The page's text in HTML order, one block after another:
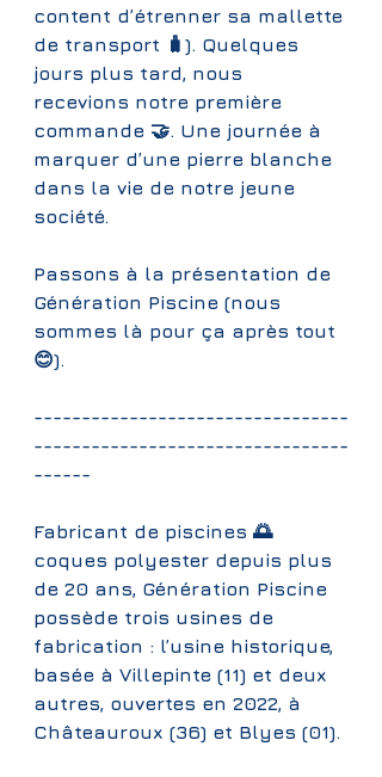
content d’étrenner sa mallette
de transport 🧳). Quelques
jours plus tard, nous
recevions notre première
commande 🤝. Une journée à
marquer d’une pierre blanche
dans la vie de notre jeune
société.
Passons à la présentation de
Génération Piscine (nous
sommes là pour ça après tout
😊).
---------------------------------
---------------------------------
------
Fabricant de piscines 🌅
coques polyester depuis plus
de 20 ans, Génération Piscine
possède trois usines de
fabrication : l’usine historique,
basée à Villepinte (11) et deux
autres, ouvertes en 2022, à
Châteauroux (36) et Blyes (01).